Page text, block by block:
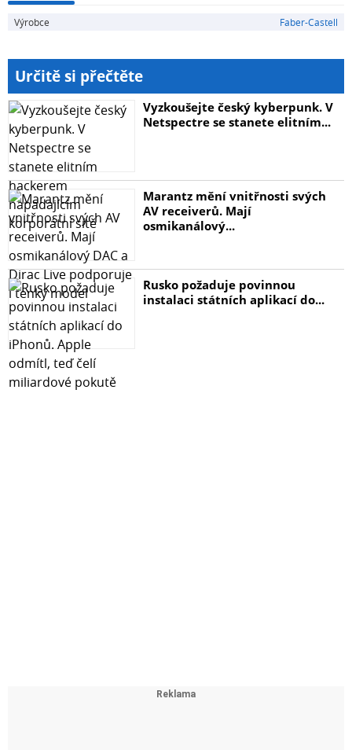
Výrobce Faber-Castell
Určitě si přečtěte
Vyzkoušejte český kyberpunk. V
Netspectre se stanete elitním...
Marantz mění vnitřnosti svých
AV receiverů. Mají
osmikanálový...
Rusko požaduje povinnou
instalaci státních aplikací do...